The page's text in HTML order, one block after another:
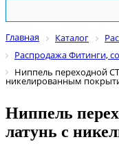
Главная Каталог
Распродажа Фитинги,
Ниппель переходной
никелированным
Ниппель
латунь с